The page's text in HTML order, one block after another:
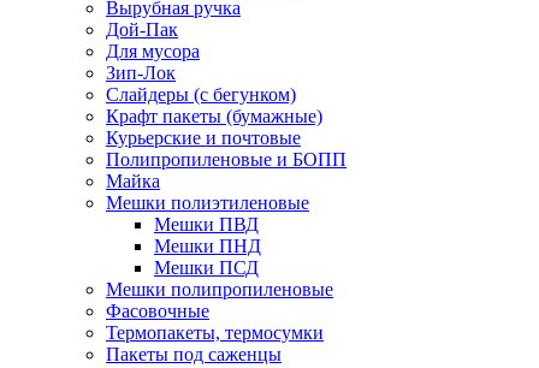
Вырубная ручка
Дой-Пак
Для мусора
Зип-Лок
Слайдеры (с бегунком)
Крафт пакеты (бумажные)
Курьерские и почтовые
Полипропиленовые и БОПП
Майка
Мешки полиэтиленовые
Мешки ПВД
Мешки ПНД
Мешки ПСД
Мешки полипропиленовые
Фасовочные
Термопакеты, термосумки
Пакеты под саженцы